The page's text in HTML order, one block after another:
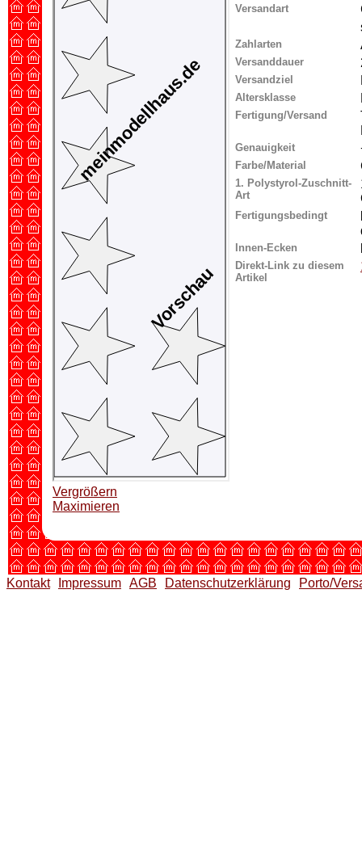
Vergrößern
Maximieren
Versandart
Zahlarten
Versanddauer
Versandziel
Altersklasse
Fertigung/Versand
Genauigkeit
Farbe/Material
1. Polystyrol-Zuschnitt-
Art
Fertigungsbedingt
Innen-Ecken
Direkt-Link zu diesem
Artikel
Kontakt Impressum AGB Datenschutzerklärung Porto/